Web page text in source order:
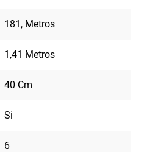
181, Metros
1,41 Metros
40 Cm
Si
6